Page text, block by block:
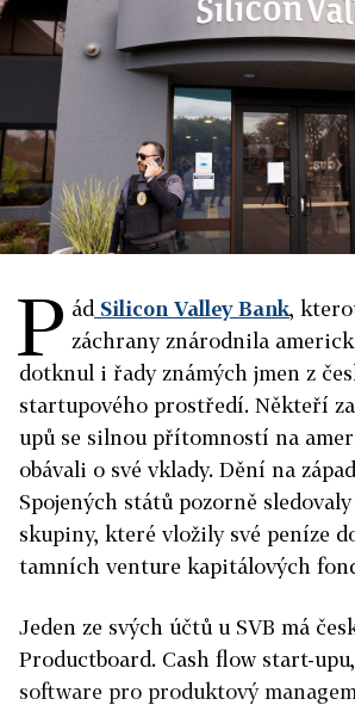
P ád Silicon Valley Bank,
záchrany znárodnila
dotknul i řady známých jmen z
startupového prostředí. Někteří
upů se silnou přítomností na
obávali o své vklady. Dění na
Spojených států pozorně
skupiny, které vložily své peníze
tamních venture kapitálových
Jeden ze svých účtů u SVB má
Productboard. Cash flow start-
software pro produktový